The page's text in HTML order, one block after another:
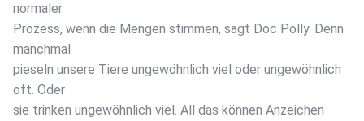
normaler
Prozess, wenn die Mengen stimmen, sagt Doc Polly. Denn
manchmal
pieseln unsere Tiere ungewöhnlich viel oder ungewöhnlich
oft. Oder
sie trinken ungewöhnlich viel. All das können Anzeichen